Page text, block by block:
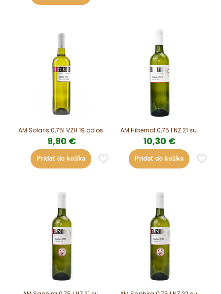
AM Solaris 0,75l VZH 19 polos.
9,90 €
Pridať do košíka
AM Hibernal 0,75 l NZ 21 su.
10,30 €
Pridať do košíka